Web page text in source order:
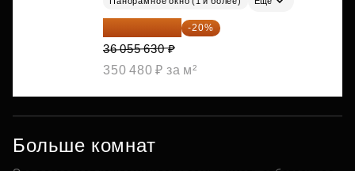
28 844 504 ₽ -20%
36 055 630 ₽
350 480 ₽ за м²
Больше комнат